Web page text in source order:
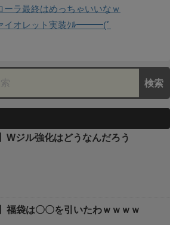
ーラ最終はめっちゃいいなｗ
イオレット実装ｸﾙ━━━(ﾟ
Wジル強化はどうなんだろう
福袋は〇〇を引いたわｗｗｗｗ